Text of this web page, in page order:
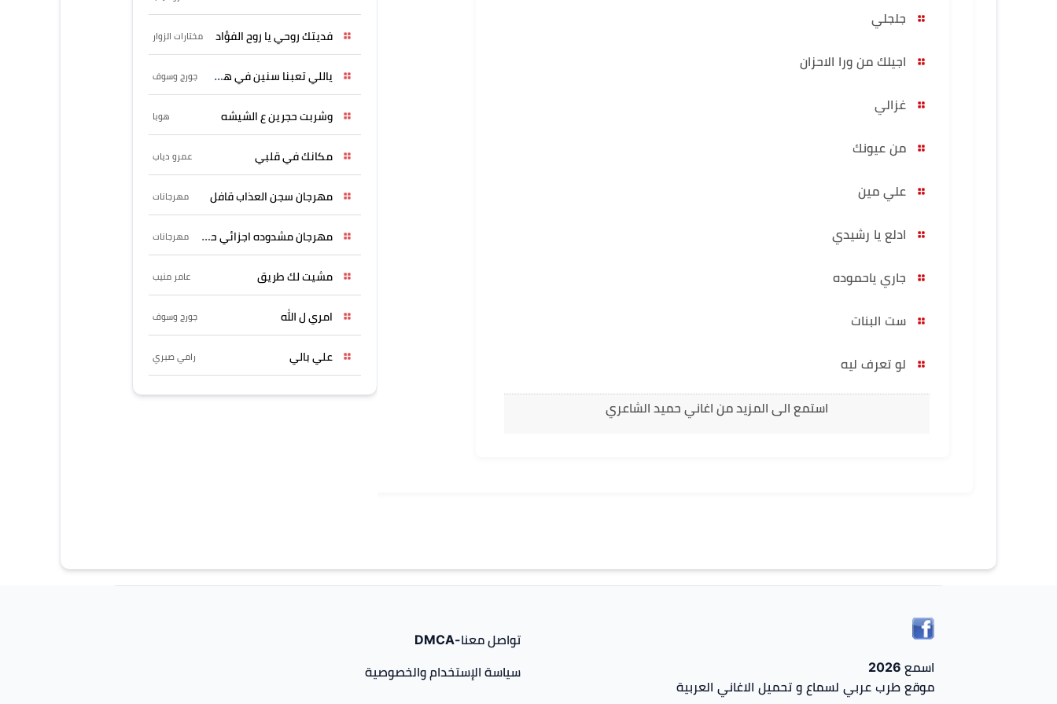
جلجلي
اجيلك من ورا الاحزان
غزالي
من عيونك
علي مين
ادلع يا رشيدي
جاري ياحموده
ست البنات
لو تعرف ليه
استمع الى المزيد من اغاني حميد الشاعري
فديتك روحي يا روح الفؤاد مختارات الزوار
ياللي تعبنا سنين في هواه جورج وسوف
وشربت حجرين ع الشيشه هوبا
مكانك في قلبي عمرو دياب
مهرجان سجن العذاب قافل مهرجانات
مهرجان مشدوده اجزائي حربونى مهرجانات
مشيت لك طريق عامر منيب
امري ل الله جورج وسوف
علي بالي رامي صبري
اسمع 2026
موقع طرب عربي لسماع و تحميل الاغاني العربية
تواصل معنا-DMCA
سياسة الإستخدام والخصوصية